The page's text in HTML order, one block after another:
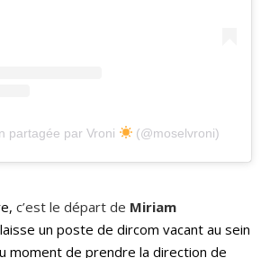
partagée par Vroni (@moselvroni)
c’est le départ de Miriam
un poste de dircom vacant au sein
moment de prendre la direction de